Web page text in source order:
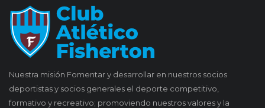
Nuestra misión Fomentar y desarrollar en nuestros socios
deportistas y socios generales el deporte competitivo,
formativo y recreativo; promoviendo nuestros valores y la